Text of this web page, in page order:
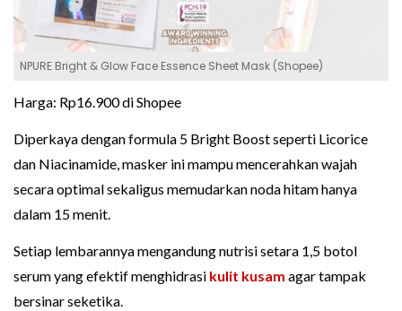
NPURE Bright & Glow Face Essence Sheet Mask (Shopee)
Harga: Rp16.900 di Shopee
Diperkaya dengan formula 5 Bright Boost seperti Licorice
dan Niacinamide, masker ini mampu mencerahkan wajah
secara optimal sekaligus memudarkan noda hitam hanya
dalam 15 menit.
Setiap lembarannya mengandung nutrisi setara 1,5 botol
serum yang efektif menghidrasi kulit kusam agar tampak
bersinar seketika.